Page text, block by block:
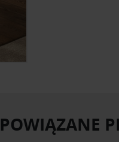
POWIĄZANE